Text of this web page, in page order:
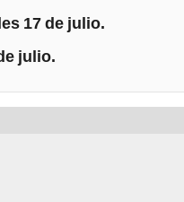
17 de julio.
julio.